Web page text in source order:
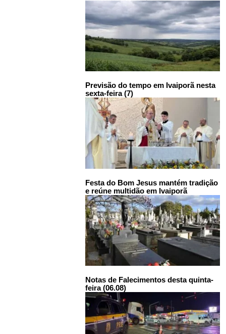
Previsão do tempo em Ivaiporã nesta
sexta-feira (7)
Festa do Bom Jesus mantém tradição
e reúne multidão em Ivaiporã
Notas de Falecimentos desta quinta-
feira (06.08)